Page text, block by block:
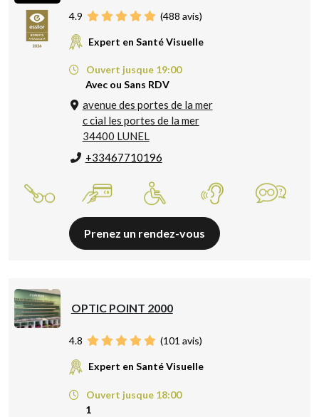
4.9 (488 avis)
Expert en Santé Visuelle
Ouvert jusque 19:00
Avec ou Sans RDV
avenue des portes de la mer
c cial les portes de la mer
34400 LUNEL
+33467710196
Prenez un rendez-vous
OPTIC POINT 2000
4.8 (101 avis)
Expert en Santé Visuelle
Ouvert jusque 18:00
1